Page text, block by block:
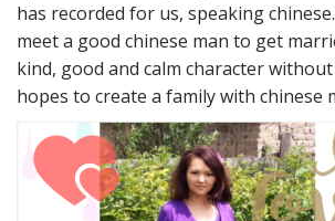
has recorded for us, speaking
meet a good chinese man to get
kind, good and calm character
hopes to create a family with chinese